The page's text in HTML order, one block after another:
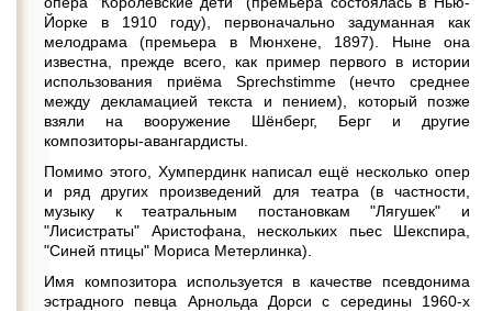
Йорке в 1910 году), первоначально задуманная как
мелодрама (премьера в Мюнхене, 1897). Ныне она
известна, прежде всего, как пример первого в истории
использования приёма Sprechstimme (нечто среднее
между декламацией текста и пением), который позже
взяли на вооружение Шёнберг, Берг и другие
композиторы-авангардисты.
Помимо этого, Хумпердинк написал ещё несколько опер
и ряд других произведений для театра (в частности,
музыку к театральным постановкам "Лягушек" и
"Лисистраты" Аристофана, нескольких пьес Шекспира,
"Синей птицы" Мориса Метерлинка).
Имя композитора используется в качестве псевдонима
эстрадного певца Арнольда Дорси с середины 1960-х